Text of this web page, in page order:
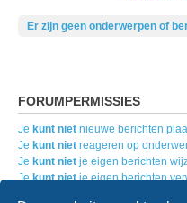
Er zijn geen onderwerpen of
FORUMPERMISSIES
Je kunt niet nieuwe berichten
Je kunt niet reageren op
Je kunt niet je eigen berichten
Jekunt nietje eigen berichten